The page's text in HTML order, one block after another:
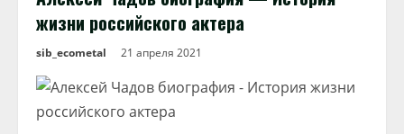
жизни российского актера
sib_ecometal 21 апреля 2021